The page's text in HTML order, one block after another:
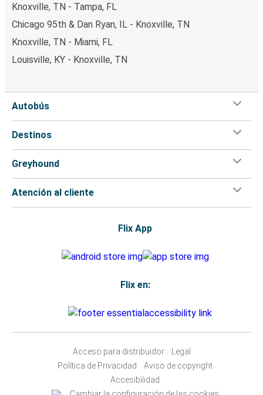
Knoxville, TN - Tampa, FL
Chicago 95th & Dan Ryan, IL - Knoxville, TN
Knoxville, TN - Miami, FL
Louisville, KY - Knoxville, TN
Autobús
Destinos
Greyhound
Atención al cliente
Flix App
Flix en:
Acceso para distribuidor
Legal
Política de Privacidad
Aviso de copyright
Accesibilidad